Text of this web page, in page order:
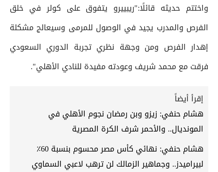
واختتم حديثه قائلًا:"ريبييرو يتفوق على كولر في خلق
الفرص والمدرب يجيد في الوصول للمرمى وسيعالج مشكلة
إهدار الفرص ومن وجهة نظري تجربة الدوري السعودي
فرقت مع محمد شريف وعودته مفيدة للنادي الأهلي".
إقرأ أيضاً
هشام حنفي: زيزو وبن رمضان نجوم الأهلي في
المونديال.. والأحمر شرف الكرة المصرية
هشام حنفي: نهائي كأس مصر محسوم بنسبة 60٪؜
لبيراميدز.. وجماهير الزمالك لن ترهب لاعبي السماوي